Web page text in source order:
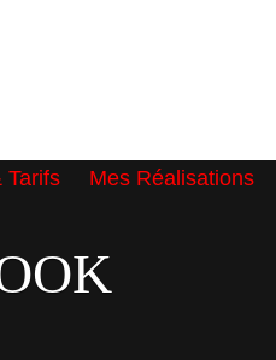
Tarifs Mes Réalisations